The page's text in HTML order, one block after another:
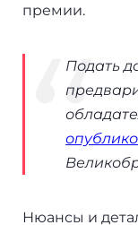
премии.
Подать
Нюансы и